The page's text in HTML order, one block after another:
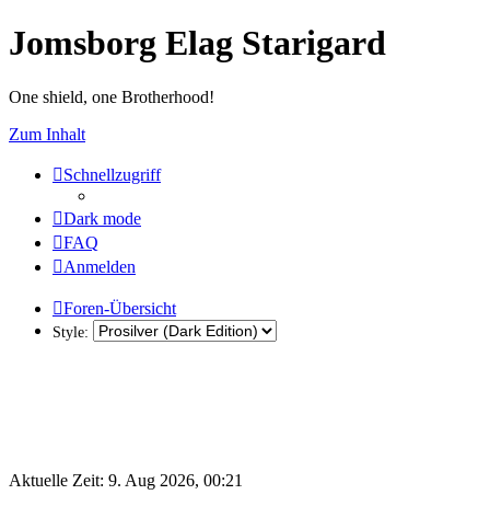
Jomsborg Elag Starigard
One shield, one Brotherhood!
Zum Inhalt
Schnellzugriff
Dark mode
FAQ
Anmelden
Foren-Übersicht
Style:
Aktuelle Zeit: 9. Aug 2026, 00:21